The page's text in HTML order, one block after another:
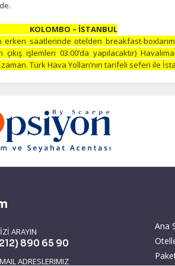
KOLOMBO – İSTANBUL
erken saatlerinde otelden breakfast-
çıkış işlemleri 03:00’da yapılacaktır)
Türk Hava Yolları’nın tarifeli seferi ile
ARAYIN
890 65 90
ADRESLERIMIZ
Ana